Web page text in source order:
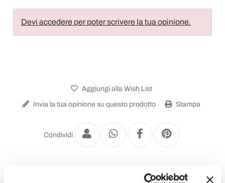
Devi accedere per poter scrivere la tua opinione.
Aggiungi alla Wish List
Invia la tua opinione su questo prodotto Stampa
Condividi
Applique Classiche